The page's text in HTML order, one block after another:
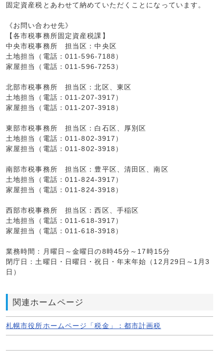
固定資産税とあわせて納めていただくことになっています。
《お問い合わせ先》
【各市税事務所固定資産税課】
中央市税事務所 担当区：中央区
土地担当（電話：011-596-7188）
家屋担当（電話：011-596-7253）
北部市税事務所 担当区：北区、東区
土地担当（電話：011-207-3917）
家屋担当（電話：011-207-3918）
東部市税事務所 担当区：白石区、厚別区
土地担当（電話：011-802-3917）
家屋担当（電話：011-802-3918）
南部市税事務所 担当区：豊平区、清田区、南区
土地担当（電話：011-824-3917）
家屋担当（電話：011-824-3918）
西部市税事務所 担当区：西区、手稲区
土地担当（電話：011-618-3917）
家屋担当（電話：011-618-3918）
業務時間：月曜日～金曜日の8時45分～17時15分
閉庁日：土曜日・日曜日・祝日・年末年始（12月29日～1月3
日）
関連ホームページ
札幌市役所ホームページ「税金」：都市計画税